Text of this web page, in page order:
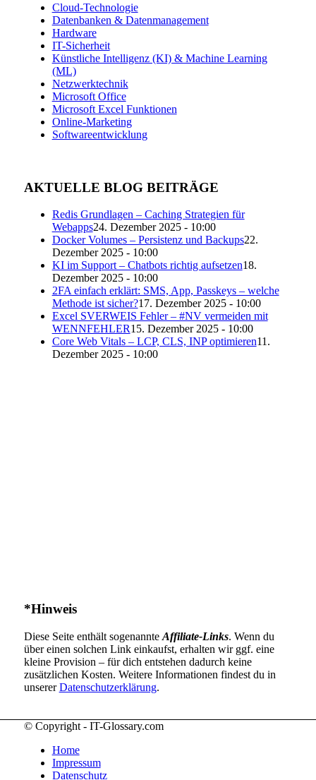
Cloud-Technologie
Datenbanken & Datenmanagement
Hardware
IT-Sicherheit
Künstliche Intelligenz (KI) & Machine Learning
(ML)
Netzwerktechnik
Microsoft Office
Microsoft Excel Funktionen
Online-Marketing
Softwareentwicklung
AKTUELLE BLOG BEITRÄGE
Redis Grundlagen – Caching Strategien für
Webapps24. Dezember 2025 - 10:00
Docker Volumes – Persistenz und Backups22.
Dezember 2025 - 10:00
KI im Support – Chatbots richtig aufsetzen18.
Dezember 2025 - 10:00
2FA einfach erklärt: SMS, App, Passkeys – welche
Methode ist sicher?17. Dezember 2025 - 10:00
Excel SVERWEIS Fehler – #NV vermeiden mit
WENNFEHLER15. Dezember 2025 - 10:00
Core Web Vitals – LCP, CLS, INP optimieren11.
Dezember 2025 - 10:00
*Hinweis
Diese Seite enthält sogenannte Affiliate-Links. Wenn du
über einen solchen Link einkaufst, erhalten wir ggf. eine
kleine Provision – für dich entstehen dadurch keine
zusätzlichen Kosten. Weitere Informationen findest du in
unsererDatenschutzerklärung.
© Copyright - IT-Glossary.com
Home
Impressum
Datenschutz